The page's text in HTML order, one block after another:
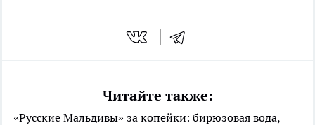
Читайте также:
«Русские Мальдивы» за копейки: бирюзовая вода,